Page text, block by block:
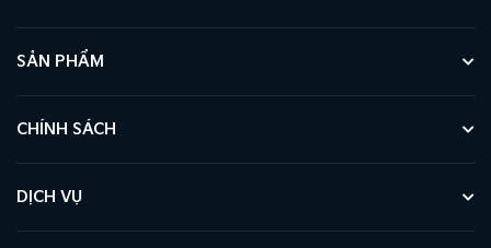
SẢN PHẨM
CHÍNH SÁCH
DỊCH VỤ